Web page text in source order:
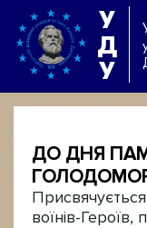
У
Д
У
ДО ДНЯ
воїнів-